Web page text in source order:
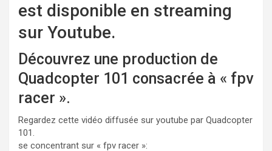
est disponible en streaming
sur Youtube.
Découvrez une production de
Quadcopter 101 consacrée à « fpv
racer ».
Regardez cette vidéo diffusée sur youtube par Quadcopter
101.
se concentrant sur « fpv racer »: